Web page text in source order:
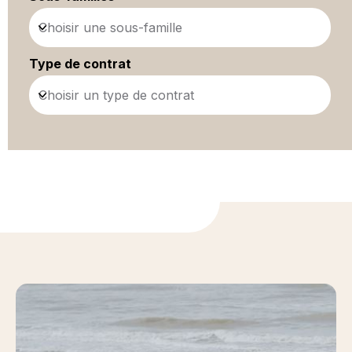
Choisir une sous-famille
Type de contrat
Choisir un type de contrat